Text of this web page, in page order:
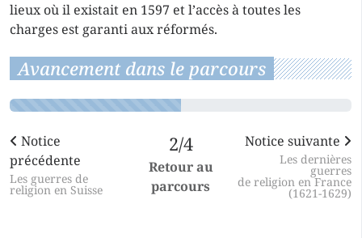
lieux où il existait en 1597 et l’accès à toutes les
charges est garanti aux réformés.
Avancement dans le parcours
Notice
précédente
Les guerres de
religion en Suisse
2/4
Retour au
parcours
Notice suivante
Les dernières
guerres
de religion en France
(1621-1629)